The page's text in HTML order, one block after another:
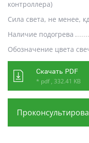
контроллера)
Сила света, не менее,
Наличие подогрева
Обозначение цвета
Скачать PDF
* pdf , 332.41 KB